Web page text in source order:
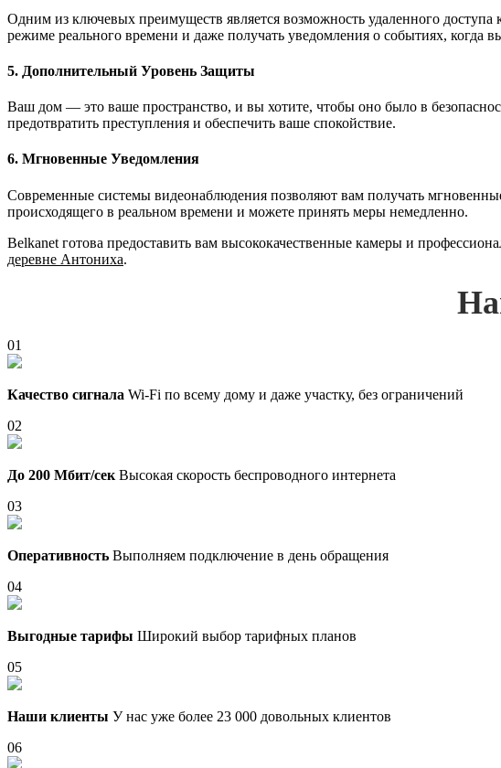
Одним из ключевых преимуществ является возможность удаленного
режиме реального времени и даже получать уведомления о событиях, когда
5. Дополнительный Уровень Защиты
Ваш дом — это ваше пространство, и вы хотите, чтобы оно было в
предотвратить преступления и обеспечить ваше спокойствие.
6. Мгновенные Уведомления
Современные системы видеонаблюдения позволяют вам получать
происходящего в реальном времени и можете принять меры немедленно.
Belkanet готова предоставить вам высококачественные камеры и
деревне Антониха.
01
Качество сигнала Wi-Fi по всему дому и даже участку, без ограничений
02
До 200 Мбит/сек Высокая скорость беспроводного интернета
03
Оперативность Выполняем подключение в день обращения
04
Выгодные тарифы Широкий выбор тарифных планов
05
Наши клиенты У нас уже более 23 000 довольных клиентов
06